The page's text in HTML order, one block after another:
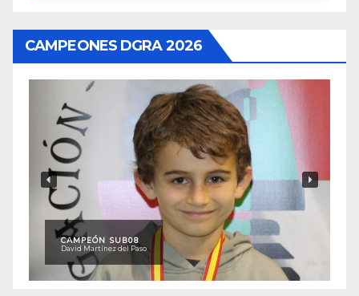
CAMPEONES DGRA 2026
CAMPEÓN SUB08
David Martínez del Paso